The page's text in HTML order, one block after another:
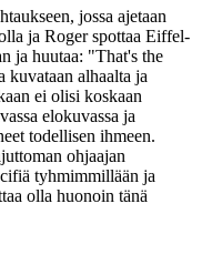
jossa ajetaan
ja Roger spottaa Eiffel-
ja huutaa: "That's the
kuvataan alhaalta ja
ei olisi koskaan
elokuvassa ja
todellisen ihmeen.
ohjaajan
tyhmimmillään ja
olla huonoin tänä